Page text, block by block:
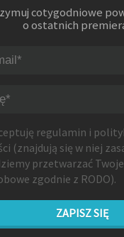
cotygodniowe
o ostatnich
regulamin i
(znajdują się w niej
przetwarzać
zgodnie z RODO).
ZAPISZ SIĘ